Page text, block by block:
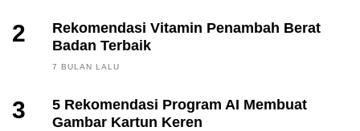
2
Rekomendasi Vitamin Penambah Berat
Badan Terbaik
7 BULAN LALU
3
5 Rekomendasi Program AI Membuat
Gambar Kartun Keren